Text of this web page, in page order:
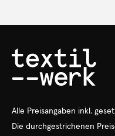
Alle Preisangaben inkl.
Die durchgestrichenen